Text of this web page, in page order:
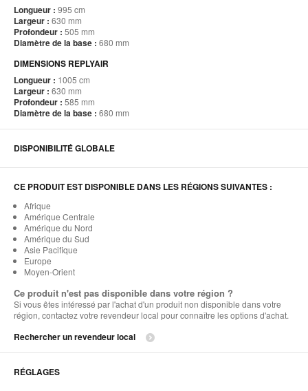
Longueur : 995 cm
Largeur : 630 mm
Profondeur : 505 mm
Diamètre de la base : 680 mm
DIMENSIONS REPLYAIR
Longueur : 1005 cm
Largeur : 630 mm
Profondeur : 585 mm
Diamètre de la base : 680 mm
DISPONIBILITÉ GLOBALE
CE PRODUIT EST DISPONIBLE DANS LES RÉGIONS SUIVANTES :
Afrique
Amérique Centrale
Amérique du Nord
Amérique du Sud
Asie Pacifique
Europe
Moyen-Orient
Ce produit n'est pas disponible dans votre région ?
Si vous êtes intéressé par l'achat d'un produit non disponible dans votre
région, contactez votre revendeur local pour connaître les options d'achat.
Rechercher un revendeur local
RÉGLAGES